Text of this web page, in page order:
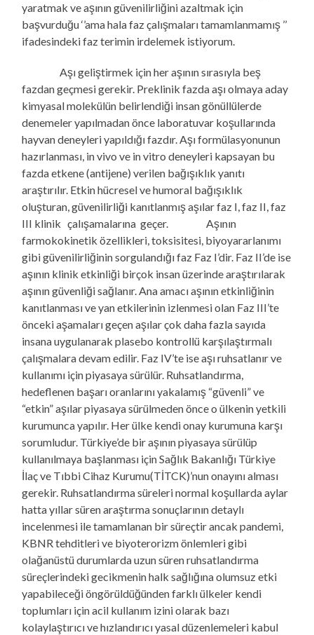
yaratmak ve aşının güvenilirliğini azaltmak için
başvurduğu ‘’ama hala faz çalışmaları tamamlanmamış ’’
ifadesindeki faz terimin irdelemek istiyorum.
Aşı geliştirmek için her aşının sırasıyla beş
fazdan geçmesi gerekir. Preklinik fazda aşı olmaya aday
kimyasal molekülün belirlendiği insan gönüllülerde
denemeler yapılmadan önce laboratuvar koşullarında
hayvan deneyleri yapıldığı fazdır. Aşı formülasyonunun
hazırlanması, in vivo ve in vitro deneyleri kapsayan bu
fazda etkene (antijene) verilen bağışıklık yanıtı
araştırılır. Etkin hücresel ve humoral bağışıklık
oluşturan, güvenilirliği kanıtlanmış aşılar faz I, faz II, faz
III klinik çalışamalarına geçer. Aşının
farmokokinetik özellikleri, toksisitesi, biyoyararlanımı
gibi güvenilirliğinin sorgulandığı faz Faz I’dir. Faz II’de ise
aşının klinik etkinliği birçok insan üzerinde araştırılarak
aşının güvenliği sağlanır. Ana amacı aşının etkinliğinin
kanıtlanması ve yan etkilerinin izlenmesi olan Faz III’te
önceki aşamaları geçen aşılar çok daha fazla sayıda
insana uygulanarak plasebo kontrollü karşılaştırmalı
çalışmalara devam edilir. Faz IV’te ise aşı ruhsatlanır ve
kullanımı için piyasaya sürülür. Ruhsatlandırma,
hedeflenen başarı oranlarını yakalamış “güvenli” ve
“etkin” aşılar piyasaya sürülmeden önce o ülkenin yetkili
kurumunca yapılır. Her ülke kendi onay kurumuna karşı
sorumludur. Türkiye’de bir aşının piyasaya sürülüp
kullanılmaya başlanması için Sağlık Bakanlığı Türkiye
İlaç ve Tıbbi Cihaz Kurumu(TİTCK)’nun onayını alması
gerekir. Ruhsatlandırma süreleri normal koşullarda aylar
hatta yıllar süren araştırma sonuçlarının detaylı
incelenmesi ile tamamlanan bir süreçtir ancak pandemi,
KBNR tehditleri ve biyoterorizm önlemleri gibi
olağanüstü durumlarda uzun süren ruhsatlandırma
süreçlerindeki gecikmenin halk sağlığına olumsuz etki
yapabileceği öngörüldüğünden farklı ülkeler kendi
toplumları için acil kullanım izini olarak bazı
kolaylaştırıcı ve hızlandırıcı yasal düzenlemeleri kabul